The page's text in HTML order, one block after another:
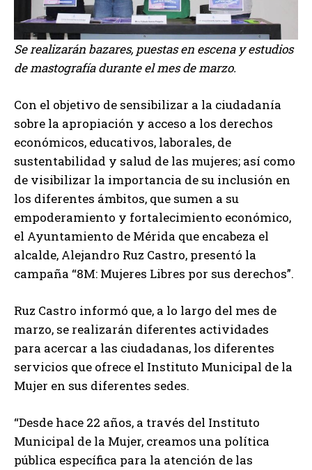
Se realizarán bazares, puestas en escena y estudios
de mastografía durante el mes de marzo.
Con el objetivo de sensibilizar a la ciudadanía
sobre la apropiación y acceso a los derechos
económicos, educativos, laborales, de
sustentabilidad y salud de las mujeres; así como
de visibilizar la importancia de su inclusión en
los diferentes ámbitos, que sumen a su
empoderamiento y fortalecimiento económico,
el Ayuntamiento de Mérida que encabeza el
alcalde, Alejandro Ruz Castro, presentó la
campaña “8M: Mujeres Libres por sus derechos”.
Ruz Castro informó que, a lo largo del mes de
marzo, se realizarán diferentes actividades
para acercar a las ciudadanas, los diferentes
servicios que ofrece el Instituto Municipal de la
Mujer en sus diferentes sedes.
“Desde hace 22 años, a través del Instituto
Municipal de la Mujer, creamos una política
pública específica para la atención de las